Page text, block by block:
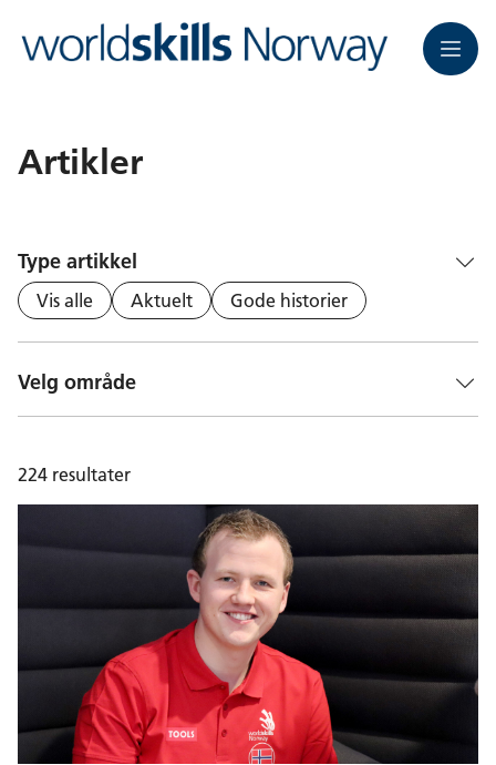
Meny
Artikler
Type artikkel
Vis alle Aktuelt Gode historier
Velg område
224 resultater